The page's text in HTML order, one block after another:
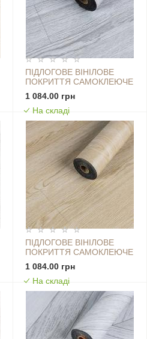
ПІДЛОГОВЕ ВІНІЛОВЕ
ПОКРИТТЯ САМОКЛЕЮЧЕ
В РУЛОНІ
3000Х600Х1,5ММ SW-
00001816
1 084.00 грн
На складі
ПІДЛОГОВЕ ВІНІЛОВЕ
ПОКРИТТЯ САМОКЛЕЮЧЕ
В РУЛОНІ
3000Х600Х1,5ММ SW-
00001818
1 084.00 грн
На складі